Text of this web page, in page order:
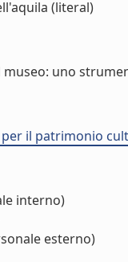
(literal)
museo: uno
il patrimonio
interno)
esterno)